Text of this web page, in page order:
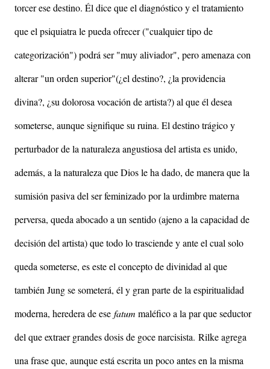
torcer ese destino. Él dice que el diagnóstico y el tratamiento
que el psiquiatra le pueda ofrecer ("cualquier tipo de
categorización") podrá ser "muy aliviador", pero amenaza con
alterar "un orden superior"(¿el destino?, ¿la providencia
divina?, ¿su dolorosa vocación de artista?) al que él desea
someterse, aunque signifique su ruina. El destino trágico y
perturbador de la naturaleza angustiosa del artista es unido,
además, a la naturaleza que Dios le ha dado, de manera que la
sumisión pasiva del ser feminizado por la urdimbre materna
perversa, queda abocado a un sentido (ajeno a la capacidad de
decisión del artista) que todo lo trasciende y ante el cual solo
queda someterse, es este el concepto de divinidad al que
también Jung se someterá, él y gran parte de la espiritualidad
moderna, heredera de ese fatum maléfico a la par que seductor
del que extraer grandes dosis de goce narcisista. Rilke agrega
una frase que, aunque está escrita un poco antes en la misma